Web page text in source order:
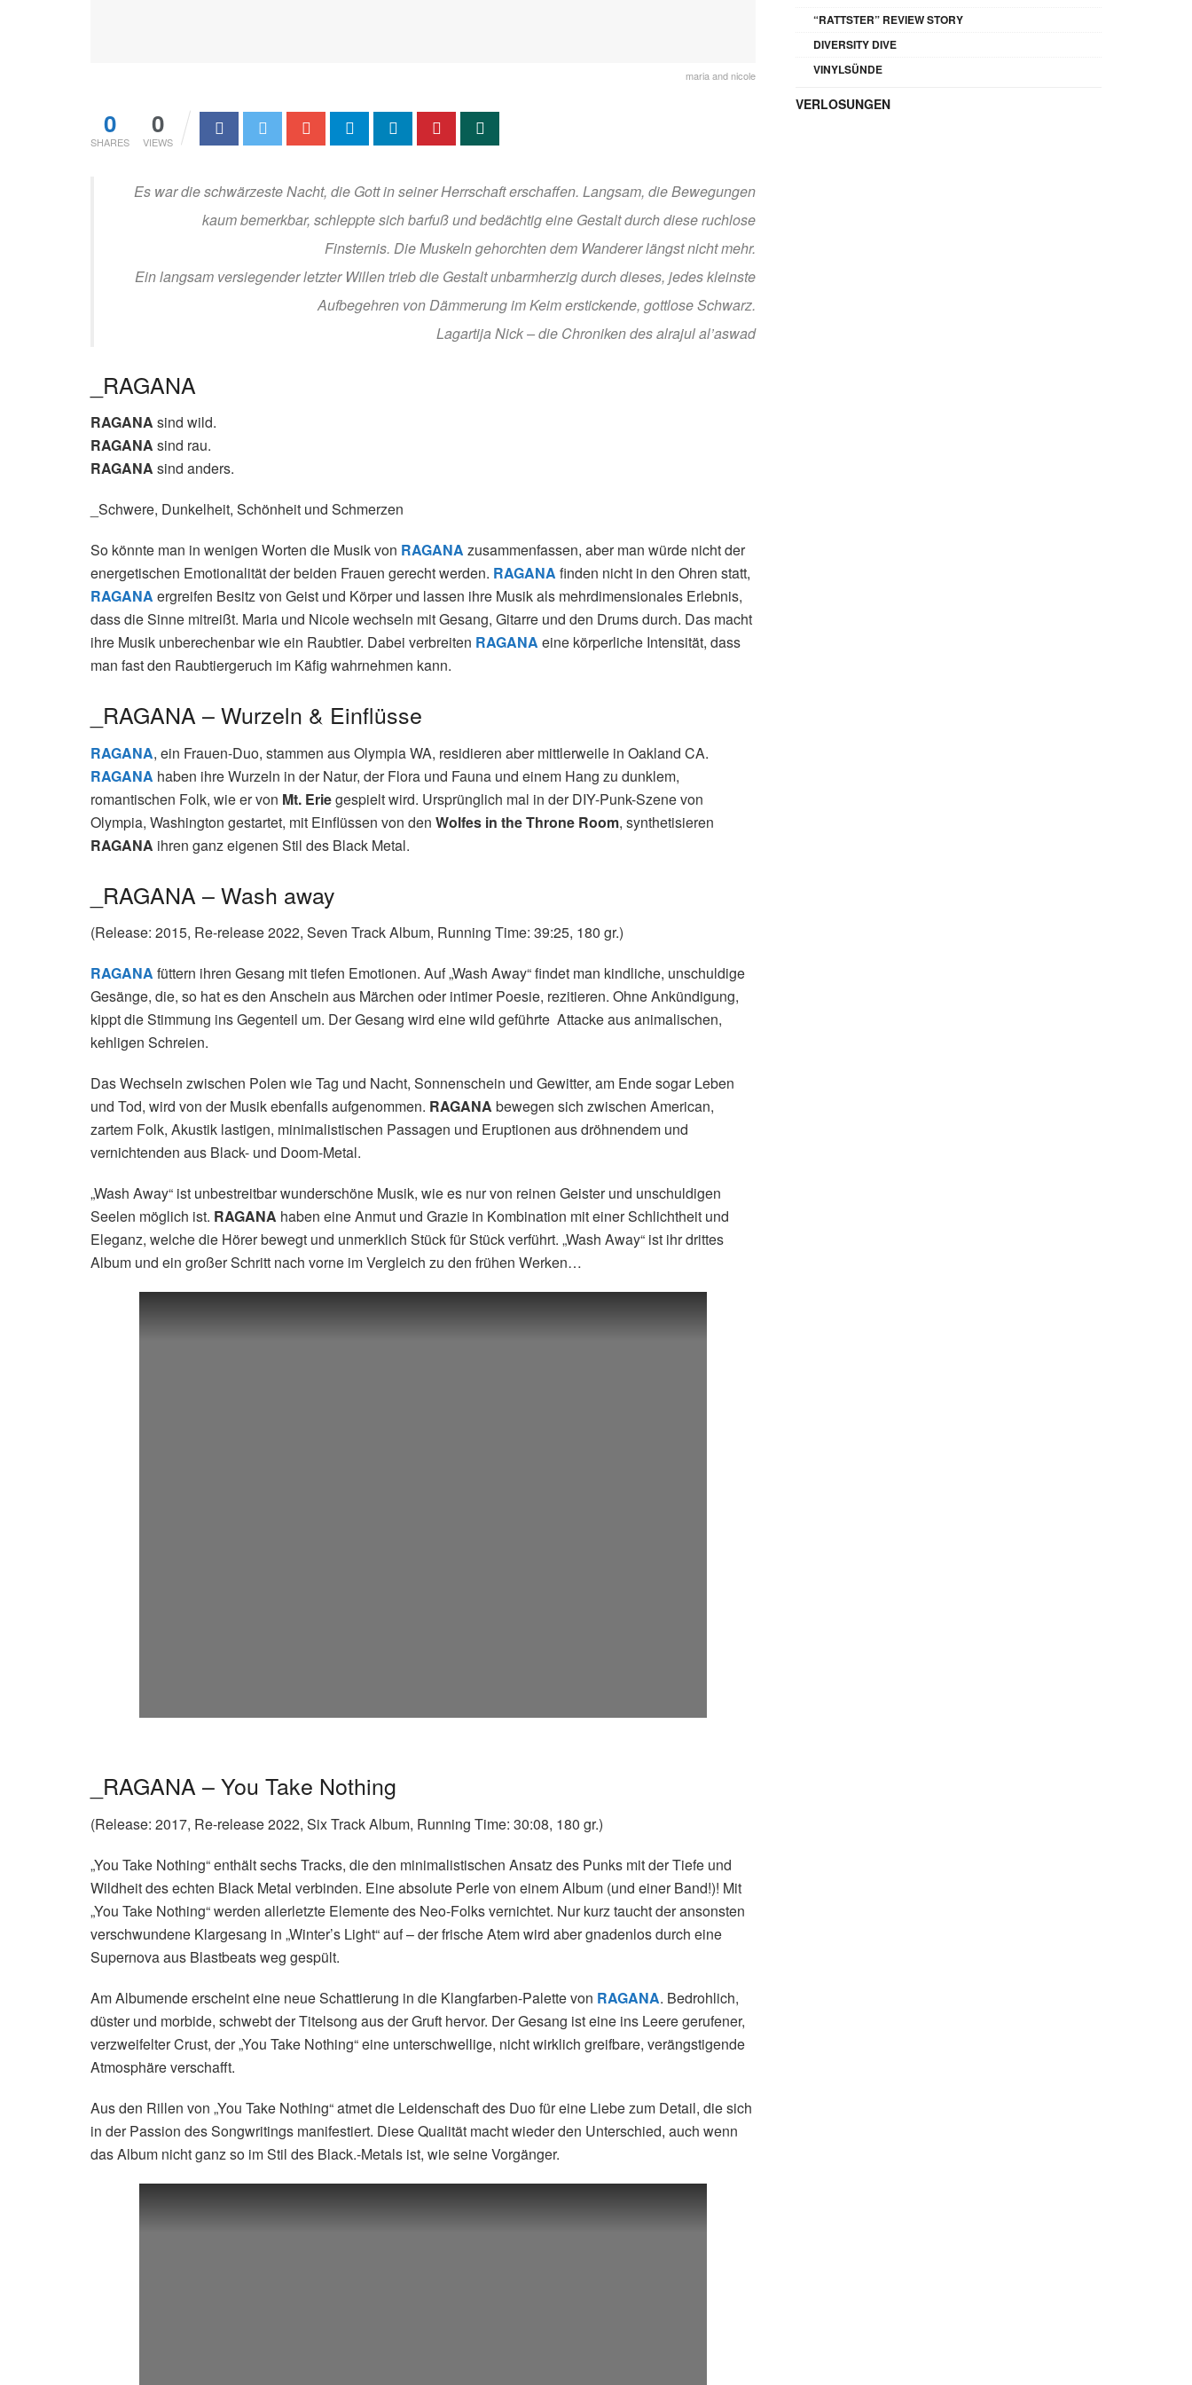
maria and nicole
0
SHARES
0
VIEWS
Es war die schwärzeste Nacht, die Gott in seiner Herrschaft erschaffen. Langsam, die Bewegungen
kaum bemerkbar, schleppte sich barfuß und bedächtig eine Gestalt durch diese ruchlose
Finsternis. Die Muskeln gehorchten dem Wanderer längst nicht mehr.
Ein langsam versiegender letzter Willen trieb die Gestalt unbarmherzig durch dieses, jedes kleinste
Aufbegehren von Dämmerung im Keim erstickende, gottlose Schwarz.
Lagartija Nick – die Chroniken des alrajul al’aswad
_RAGANA
RAGANA sind wild.
RAGANA sind rau.
RAGANA sind anders.
_Schwere, Dunkelheit, Schönheit und Schmerzen
So könnte man in wenigen Worten die Musik von RAGANA zusammenfassen, aber man würde nicht der
energetischen Emotionalität der beiden Frauen gerecht werden. RAGANA finden nicht in den Ohren statt,
RAGANA ergreifen Besitz von Geist und Körper und lassen ihre Musik als mehrdimensionales Erlebnis,
dass die Sinne mitreißt. Maria und Nicole wechseln mit Gesang, Gitarre und den Drums durch. Das macht
ihre Musik unberechenbar wie ein Raubtier. Dabei verbreiten RAGANA eine körperliche Intensität, dass
man fast den Raubtiergeruch im Käfig wahrnehmen kann.
_RAGANA – Wurzeln & Einflüsse
RAGANA, ein Frauen-Duo, stammen aus Olympia WA, residieren aber mittlerweile in Oakland CA.
RAGANA haben ihre Wurzeln in der Natur, der Flora und Fauna und einem Hang zu dunklem,
romantischen Folk, wie er von Mt. Eriegespielt wird. Ursprünglich mal in der DIY-Punk-Szene von
Olympia, Washington gestartet, mit Einflüssen von den Wolfes in the Throne Room, synthetisieren
RAGANA ihren ganz eigenen Stil des Black Metal.
_RAGANA – Wash away
(Release: 2015, Re-release 2022, Seven Track Album, Running Time: 39:25, 180 gr.)
RAGANA füttern ihren Gesang mit tiefen Emotionen. Auf „Wash Away“ findet man kindliche, unschuldige
Gesänge, die, so hat es den Anschein aus Märchen oder intimer Poesie, rezitieren. Ohne Ankündigung,
kippt die Stimmung ins Gegenteil um. Der Gesang wird eine wild geführte Attacke aus animalischen,
kehligen Schreien.
Das Wechseln zwischen Polen wie Tag und Nacht, Sonnenschein und Gewitter, am Ende sogar Leben
und Tod, wird von der Musik ebenfalls aufgenommen. RAGANA bewegen sich zwischen American,
zartem Folk, Akustik lastigen, minimalistischen Passagen und Eruptionen aus dröhnendem und
vernichtenden aus Black- und Doom-Metal.
„Wash Away“ ist unbestreitbar wunderschöne Musik, wie es nur von reinen Geister und unschuldigen
Seelen möglich ist. RAGANA haben eine Anmut und Grazie in Kombination mit einer Schlichtheit und
Eleganz, welche die Hörer bewegt und unmerklich Stück für Stück verführt. „Wash Away“ ist ihr drittes
Album und ein großer Schritt nach vorne im Vergleich zu den frühen Werken…
_RAGANA – You Take Nothing
(Release: 2017, Re-release 2022, Six Track Album, Running Time: 30:08, 180 gr.)
„You Take Nothing“ enthält sechs Tracks, die den minimalistischen Ansatz des Punks mit der Tiefe und
Wildheit des echten Black Metal verbinden. Eine absolute Perle von einem Album (und einer Band!)! Mit
„You Take Nothing“ werden allerletzte Elemente des Neo-Folks vernichtet. Nur kurz taucht der ansonsten
verschwundene Klargesang in „Winter’s Light“ auf – der frische Atem wird aber gnadenlos durch eine
Supernova aus Blastbeats weg gespült.
Am Albumende erscheint eine neue Schattierung in die Klangfarben-Palette von RAGANA. Bedrohlich,
düster und morbide, schwebt der Titelsong aus der Gruft hervor. Der Gesang ist eine ins Leere gerufener,
verzweifelter Crust, der „You Take Nothing“ eine unterschwellige, nicht wirklich greifbare, verängstigende
Atmosphäre verschafft.
Aus den Rillen von „You Take Nothing“ atmet die Leidenschaft des Duo für eine Liebe zum Detail, die sich
in der Passion des Songwritings manifestiert. Diese Qualität macht wieder den Unterschied, auch wenn
das Album nicht ganz so im Stil des Black.-Metals ist, wie seine Vorgänger.
“RATTSTER” REVIEW STORY
DIVERSITY DIVE
VINYLSÜNDE
VERLOSUNGEN